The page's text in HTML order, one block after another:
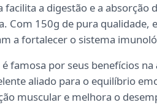
facilita a digestão e a
Com 150g de pura qualidade,
a fortalecer o sistema
famosa por seus benefícios na
aliado para o equilíbrio
muscular e melhora o